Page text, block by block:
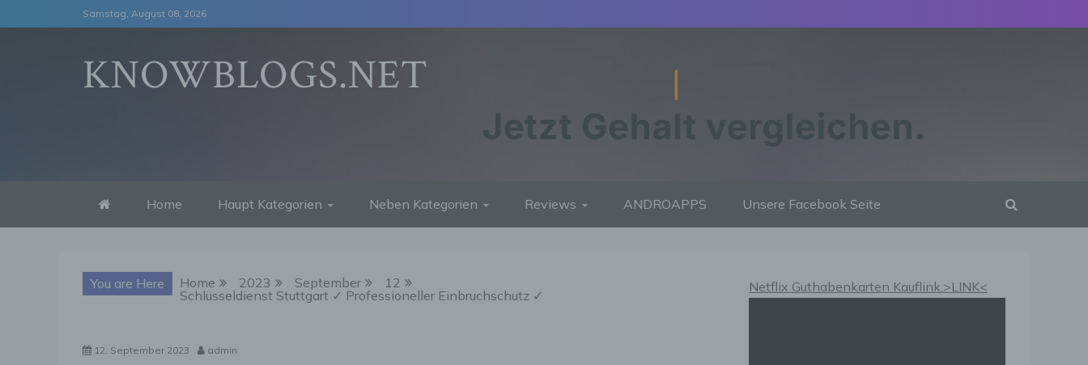
to
Samstag, August 08, 2026
KNOWBLOGS.NET
Home Haupt Kategorien Neben Kategorien Reviews ANDROAPPS Unsere Facebook Seite
You are Here Home 2023 September
12
Schlüsseldienst Stuttgart ✓ Professioneller Einbruchschutz ✓
12. September 2023 admin
Netflix Guthabenkarten Kauflink.>LINK<